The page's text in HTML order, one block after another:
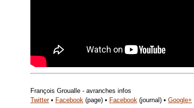
François Groualle - avranches infos
Twitter• Facebook (page) • Facebook (journal) • Google+